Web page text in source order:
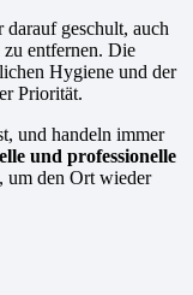
geschult, auch
entfernen. Die
Hygiene und der
Priorität.
und handeln immer
und professionelle
um den Ort wieder